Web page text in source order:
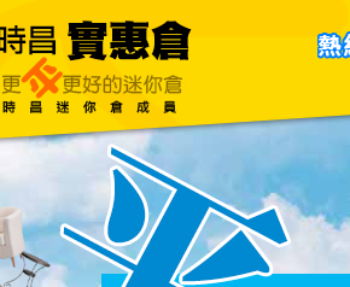
關於我們 聯絡我們